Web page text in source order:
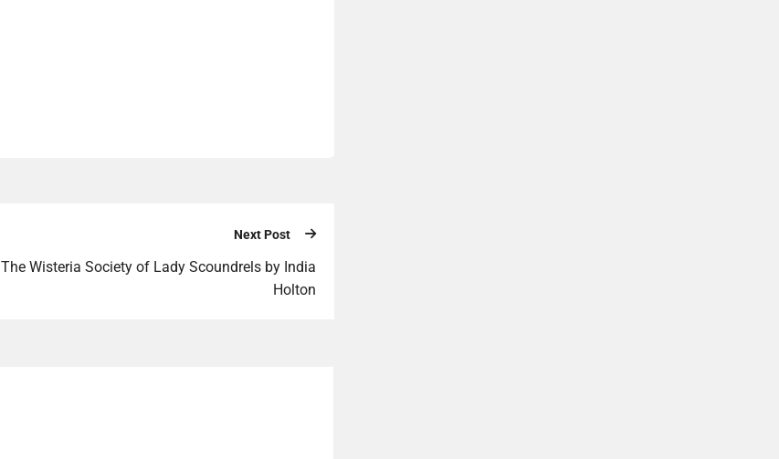
Next Post
The Wisteria Society of Lady Scoundrels by India
Holton